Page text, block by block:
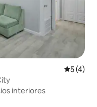
5 (4)
interiores